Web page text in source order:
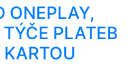
ONEPLAY,
PLATEB